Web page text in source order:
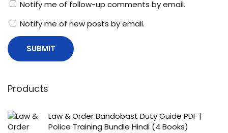
Notify me of follow-up comments by email.
Notify me of new posts by email.
Products
Law & Order Bandobast Duty Guide PDF |
Police Training Bundle Hindi (4 Books)